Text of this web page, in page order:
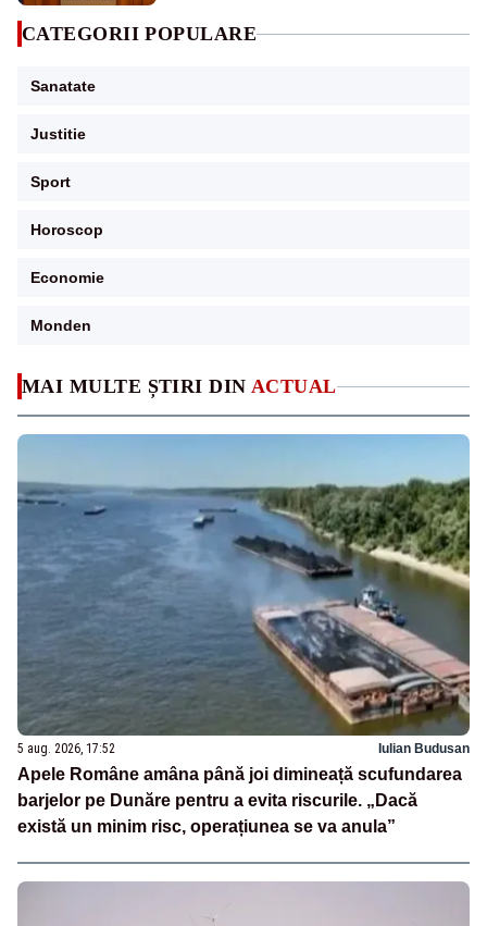
MAI MULTE ȘTIRI DIN ACTUAL
5 aug. 2026, 17:52 Iulian Budusan
Apele Române amâna până joi dimineață scufundarea
barjelor pe Dunăre pentru a evita riscurile. „Dacă
există un minim risc, operațiunea se va anula”
CATEGORII POPULARE
Sanatate
Justitie
Sport
Horoscop
Economie
Monden